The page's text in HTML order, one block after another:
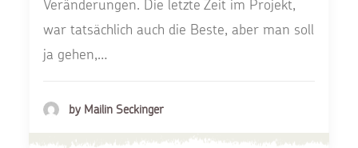
Veränderungen. Die letzte Zeit im Projekt,
war tatsächlich auch die Beste, aber man soll
ja gehen,…
by Mailin Seckinger